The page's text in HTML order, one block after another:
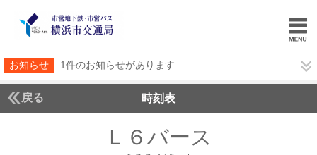
お知らせ 1件のお知らせがあります
戻る 時刻表
Ｌ６バース